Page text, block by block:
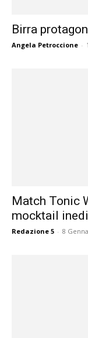
Birra
Angela Petroccione -
Match Tonic
mocktail
Redazione 5 - 8